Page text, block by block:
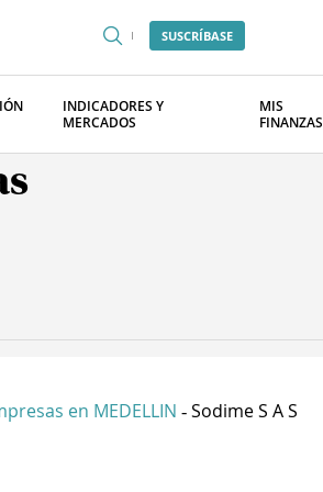
SUSCRÍBASE
INDICADORES Y
MERCADOS
MIS
FINANZAS
en MEDELLIN - Sodime S A S